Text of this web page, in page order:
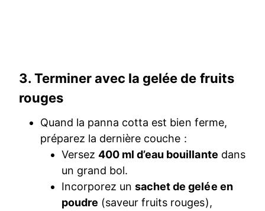
3. Terminer avec la gelée de fruits
rouges
Quand la panna cotta est bien ferme,
préparez la dernière couche :
Versez400 ml d’eau bouillante dans
un grand bol.
Incorporez unsachet de gelée en
poudre (saveur fruits rouges),